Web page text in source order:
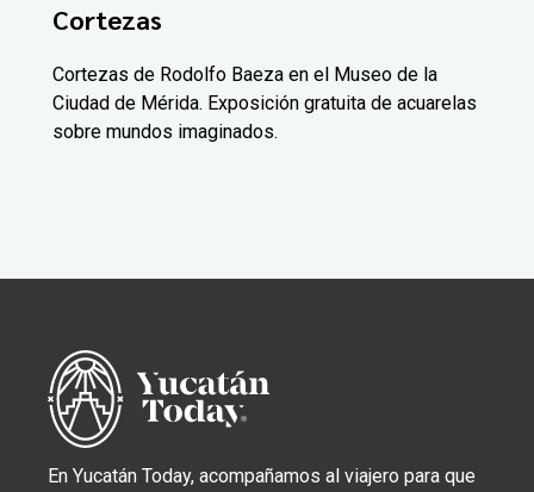
Cortezas
Cortezas de Rodolfo Baeza en el Museo de la
Ciudad de Mérida. Exposición gratuita de acuarelas
sobre mundos imaginados.
En Yucatán Today, acompañamos al viajero para que